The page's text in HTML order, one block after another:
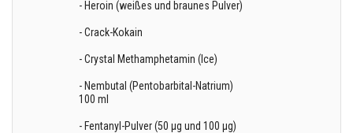
- Heroin (weißes und braunes Pulver)
- Crack-Kokain
- Crystal Methamphetamin (Ice)
- Nembutal (Pentobarbital-Natrium)
100 ml
- Fentanyl-Pulver (50 µg und 100 µg)